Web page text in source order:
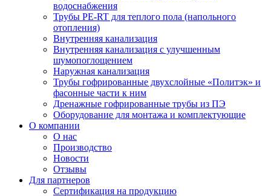
водоснабжения
Трубы PE-RT для теплого пола (напольного
отопления)
Внутренняя канализация
Внутренняя канализация с улучшенным
шумопоглощением
Наружная канализация
Трубы гофрированные двухслойные «Политэк» и
фасонные части к ним
Дренажные гофрированные трубы из ПЭ
Оборудование для монтажа и комплектующие
О компании
О нас
Производство
Новости
Отзывы
Для партнеров
Сертификация на продукцию